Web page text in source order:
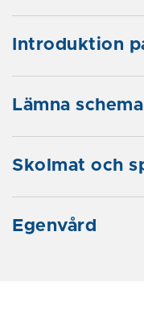
Introduktion
Lämna
Skolmat och
Egenvård